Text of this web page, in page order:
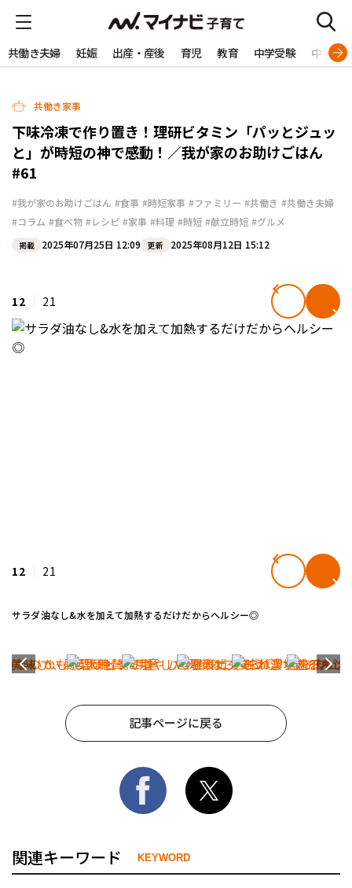
共働き夫婦 妊娠 出産・産後 育児 教育 中学受験 中学生
共働き家事
下味冷凍で作り置き！理研ビタミン「パッとジュッ
と」が時短の神で感動！／我が家のお助けごはん
#61
#我が家のお助けごはん #食事 #時短家事 #ファミリー #共働き #共働き夫婦
#コラム #食べ物 #レシピ #家事 #料理 #時短 #献立時短 #グルメ
掲載 2025年07月25日 12:09 更新 2025年08月12日 15:12
12 21
12 21
サラダ油なし&水を加えて加熱するだけだからヘルシー◎
記事ページに戻る
関連キーワード KEYWORD